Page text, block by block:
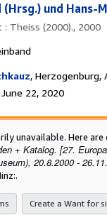
und Hans-
Theiss (2000)., 2000
, Herzogenburg,
22, 2020
unavailable. Here
+ Katalog. [27.
20.8.2000 -
Create a Want for